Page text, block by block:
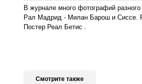
В журнале много фотографий
Рал Мадрид - Милан Барош и Сиссе.
Постер Реал Бетис .
Смотрите также